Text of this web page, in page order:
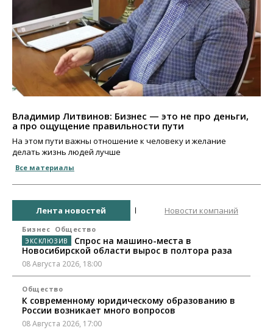
Владимир Литвинов: Бизнес — это не про деньги,
а про ощущение правильности пути
На этом пути важны отношение к человеку и желание
делать жизнь людей лучше
Все материалы
Лента новостей Новости компаний
Бизнес Общество
Спрос на машино-места в
Новосибирской области вырос в полтора раза
08 Августа 2026, 18:00
Общество
К современному юридическому образованию в
России возникает много вопросов
08 Августа 2026, 17:00